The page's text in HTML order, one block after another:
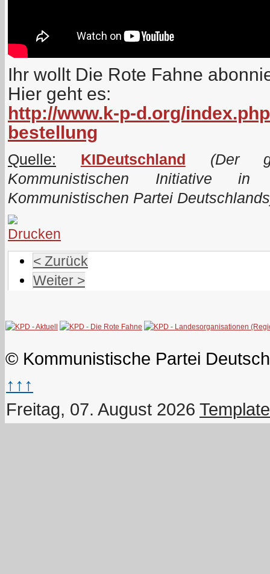
Ihr wollt Die Rote Fahne
Hier geht es:
http://www.k-p-d.org/
bestellung
Quelle: KIDeutschland (Der
Kommunistischen Initiative
Kommunistischen Partei
< Zurück
Weiter >
© Kommunistische Partei
↑↑↑
Freitag, 07. August 2026